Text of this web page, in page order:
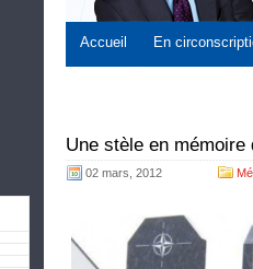
Accueil En
Une stèle en mémoire
02 mars, 2012